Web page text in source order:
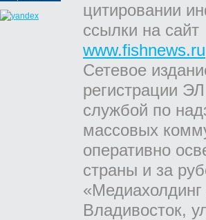
цитировании
ссылки на сайт
www.fishnews.ru
Сетевое
регистрации
службой по
массовых
оперативно
страны и за
Владивосток,